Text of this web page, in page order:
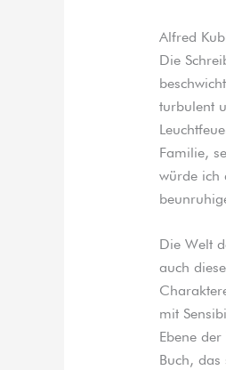
Alfred
Die
turbulent
Familie,
würde ich
Die Welt
auch
mit
Ebene
Buch,